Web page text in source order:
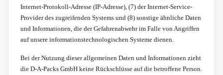
Internet-Protokoll-Adresse (IP-Adresse), (7) der Internet-Service-
Provider des zugreifenden Systems und (8) sonstige ähnliche Daten
und Informationen, die der Gefahrenabwehr im Falle von Angriffen
auf unsere informationstechnologischen Systeme dienen.
Bei der Nutzung dieser allgemeinen Daten und Informationen zieht
die D-A-Packs GmbH keine Rückschlüsse auf die betroffene Person.